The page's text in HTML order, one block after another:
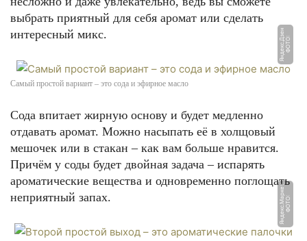
выбрать приятный для себя аромат или сделать
интересный микс.
Ф
О
Т
О:
Я
н
д
е
к
с.
Д
з
е
н
Самый простой вариант – это сода и эфирное масло
Сода впитает жирную основу и будет медленно
отдавать аромат. Можно насыпать её в холщовый
мешочек или в стакан – как вам больше нравится.
Причём у соды будет двойная задача – испарять
ароматические вещества и одновременно поглощать
неприятный запах.
Ф
О
Т
О:
Я
н
д
е
к
с.
М
а
р
к
е
т